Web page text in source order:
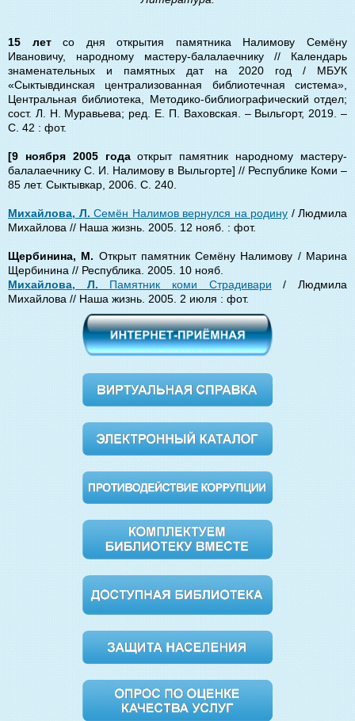
15 летсо дня открытия памятника Налимову Семёну
Ивановичу, народному мастеру-балалаечнику // Календарь
знаменательных и памятных дат на 2020 год / МБУК
«Сыктывдинская централизованная библиотечная система»,
Центральная библиотека, Методико-библиографический отдел;
сост. Л. Н. Муравьева; ред. Е. П. Ваховская. – Выльгорт, 2019. –
С. 42 : фот.
[9 ноября 2005 годаоткрыт памятник народному мастеру-
балалаечнику С. И. Налимову в Выльгорте] // Республике Коми –
85 лет. Сыктывкар, 2006. С. 240.
Михайлова, Л. Семён Налимов вернулся на родину / Людмила
Михайлова // Наша жизнь. 2005. 12 нояб. : фот.
Щербинина, М. Открыт памятник Семёну Налимову / Марина
Щербинина // Республика. 2005. 10 нояб.
Михайлова, Л. Памятник коми Страдивари / Людмила
Михайлова // Наша жизнь. 2005. 2 июля : фот.